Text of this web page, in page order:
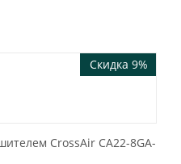
Скидка 9%
CrossAir CA22-8GA-